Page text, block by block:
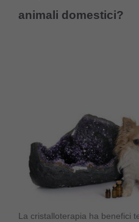
animali domestici?
La cristalloterapia ha benefici